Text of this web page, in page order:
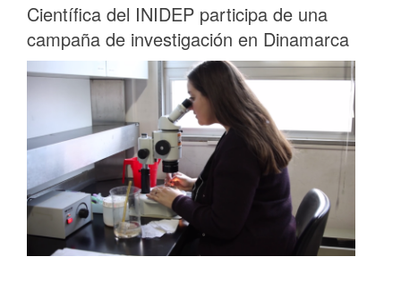
Científica del INIDEP participa de una
campaña de investigación en Dinamarca